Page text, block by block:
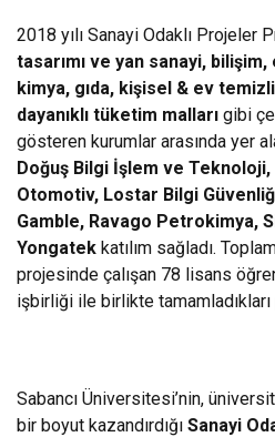
2018 yılı Sanayi Odaklı Projeler
tasarımı ve yan sanayi,
kimya, gıda, kişisel & ev
dayanıklı tüketim malları gibi
gösteren kurumlar arasında yer
Doğuş Bilgi İşlem ve
Otomotiv, Lostar Bilgi
Gamble, Ravago Petrokimya,
Yongatek katılım sağladı.
projesinde çalışan 78 lisans
işbirliği ile birlikte tamamladıkları
Sabancı Üniversitesi’nin,
bir boyut kazandırdığı Sanayi